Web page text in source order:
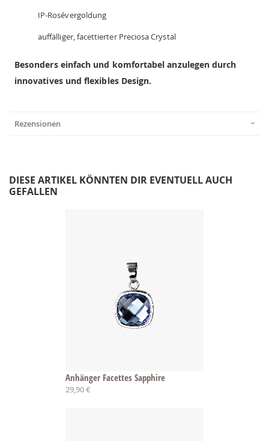
IP-Rosévergoldung
auffälliger, facettierter Preciosa Crystal
Besonders einfach und komfortabel anzulegen durch
innovatives und flexibles Design.
Rezensionen
DIESE ARTIKEL KÖNNTEN DIR EVENTUELL AUCH
GEFALLEN
Anhänger Facettes Sapphire
29,90 €